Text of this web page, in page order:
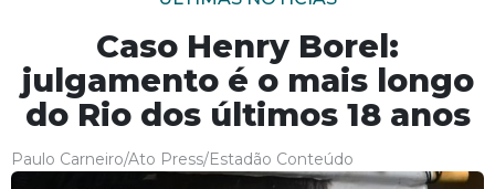
Caso Henry Borel:
julgamento é o mais longo
do Rio dos últimos 18 anos
Paulo Carneiro/Ato Press/Estadão Conteúdo